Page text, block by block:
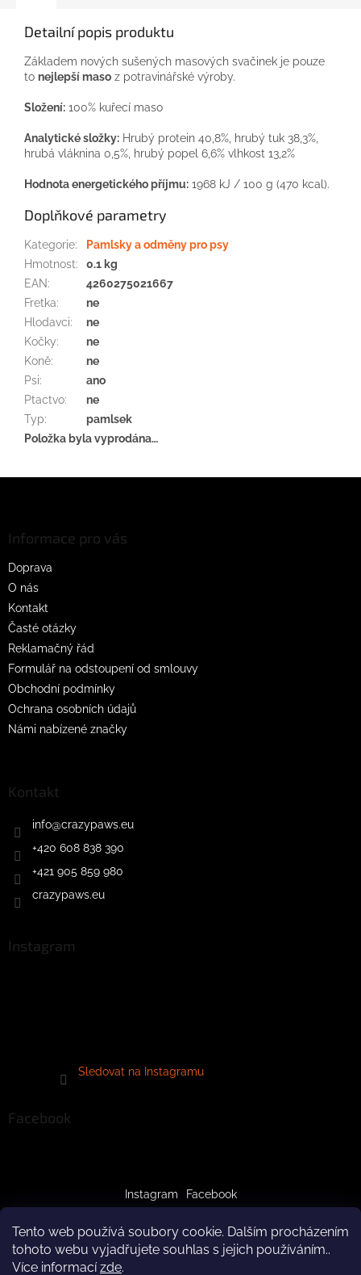
Tento web používá soubory cookie. Dalším procházením
tohoto webu vyjadřujete souhlas s jejich používáním..
Více informacízde.
Detailní popis produktu
Základem nových sušených masových svačinek je pouze
to nejlepší maso z potravinářské výroby.
Složení: 100% kuřecí maso
Analytické složky: Hrubý protein 40,8%, hrubý tuk 38,3%,
hrubá vláknina 0,5%, hrubý popel 6,6% vlhkost 13,2%
Hodnota energetického příjmu: 1968 kJ / 100 g (470 kcal).
Doplňkové parametry
Kategorie:
Pamlsky a odměny pro psy
Hmotnost:
0.1 kg
EAN:
4260275021667
Fretka:
ne
Hlodavci:
ne
Kočky:
ne
Koně:
ne
Psi:
ano
Ptactvo:
ne
Typ:
pamlsek
Položka byla vyprodána…
Informace pro vás
Doprava
O nás
Kontakt
Časté otázky
Reklamačný řád
Formulář na odstoupení od smlouvy
Obchodní podmínky
Ochrana osobních údajů
Námi nabízené značky
Kontakt
info@crazypaws.eu
+420 608 838 390
+421 905 859 980
crazypaws.eu
Instagram
Sledovat na Instagramu
Facebook
Instagram Facebook